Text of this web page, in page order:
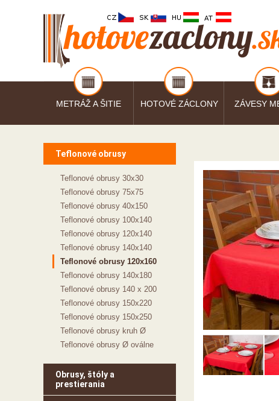
METRÁŽ A ŠITIE HOTOVÉ ZÁCLONY ZÁVESY
Teflonové obrusy
Teflonové obrusy 30x30
Teflonové obrusy 75x75
Teflonové obrusy 40x150
Teflonové obrusy 100x140
Teflonové obrusy 120x140
Teflonové obrusy 140x140
Teflonové obrusy 120x160
Teflonové obrusy 140x180
Teflonové obrusy 140 x 200
Teflonové obrusy 150x220
Teflonové obrusy 150x250
Teflonové obrusy kruh Ø
Teflonové obrusy Ø oválne
Obrusy, štóly a
prestierania